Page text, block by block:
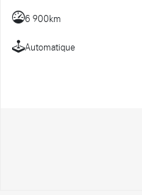
6 900km
Automatique